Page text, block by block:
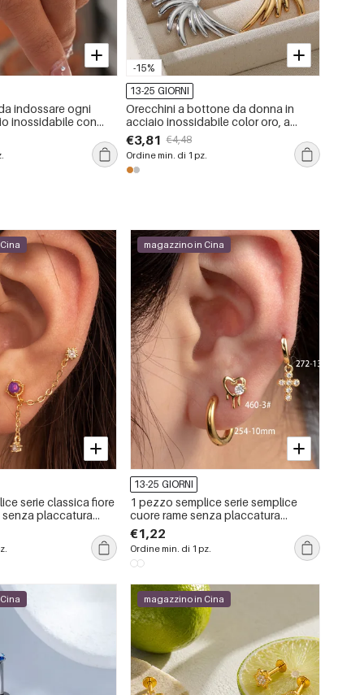
indossare ogni
inossidabile con
e allo
-15%
13-25 GIORNI
Orecchini a bottone da donna in
acciaio inossidabile color oro, a
forma di ali punk semplici e
impermeabili
€3,81 €4,48
Ordine min. di 1 pz.
serie classica fiore
placcatura
orecchini da
magazzino in Cina
13-25 GIORNI
1 pezzo semplice serie semplice
cuore rame senza placcatura
materiale zircone orecchini da
donna piercing
€1,22
Ordine min. di 1 pz.
magazzino in Cina